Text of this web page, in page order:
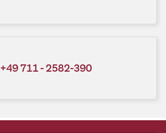
+49 711 - 2582-390